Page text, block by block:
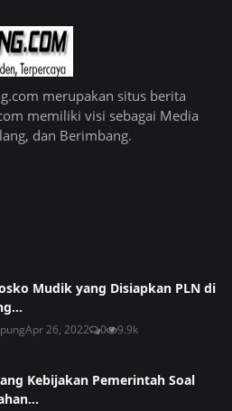
merupakan situs berita
memiliki visi sebagai Media
dan Berimbang.
Mudik yang Disiapkan PLN di
Apr 26, 2022 0 9.9k
Kebijakan Pemerintah Soal